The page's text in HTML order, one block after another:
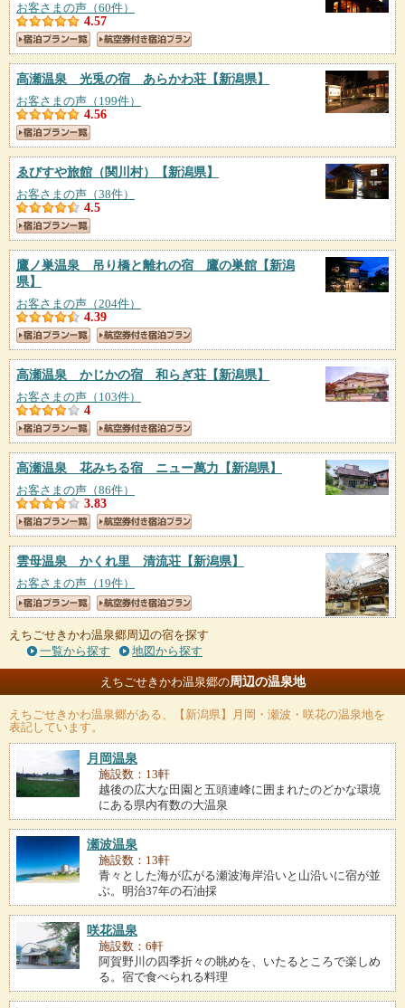
お客さまの声（60件）
4.57
高瀬温泉 光兎の宿 あらかわ荘 【新潟県】
お客さまの声（199件）
4.56
ゑびすや旅館（関川村） 【新潟県】
お客さまの声（38件）
4.5
鷹ノ巣温泉 吊り橋と離れの宿 鷹の巣館 【新潟
県】
お客さまの声（204件）
4.39
高瀬温泉 かじかの宿 和らぎ荘 【新潟県】
お客さまの声（103件）
4
高瀬温泉 花みちる宿 ニュー萬力 【新潟県】
お客さまの声（86件）
3.83
雲母温泉 かくれ里 清流荘 【新潟県】
お客さまの声（19件）
えちごせきかわ温泉郷周辺の宿を探す
一覧から探す
地図から探す
えちごせきかわ温泉郷の周辺の温泉地
えちごせきかわ温泉郷がある、【新潟県】月岡・瀬波・咲花の温泉地を
表記しています。
月岡温泉
施設数：13軒
越後の広大な田園と五頭連峰に囲まれたのどかな環境
にある県内有数の大温泉
瀬波温泉
施設数：13軒
青々とした海が広がる瀬波海岸沿いと山沿いに宿が並
ぶ。明治37年の石油採
咲花温泉
施設数：6軒
阿賀野川の四季折々の眺めを、いたるところで楽しめ
る。宿で食べられる料理